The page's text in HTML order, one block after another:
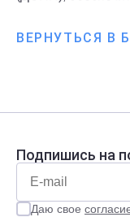
рассказали в
ВЕРНУТЬСЯ В
Подпишись на
Даю свое